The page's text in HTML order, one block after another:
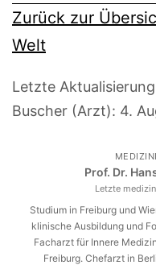
Zurück zur
Welt
Letzte
Buscher (Arzt): 4.
Prof. Dr.
Letzte
Studium in Freiburg und
klinische Ausbildung und
Facharzt für Innere
Freiburg. Chefarzt in